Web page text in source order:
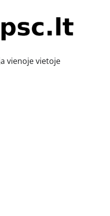
vienoje vietoje